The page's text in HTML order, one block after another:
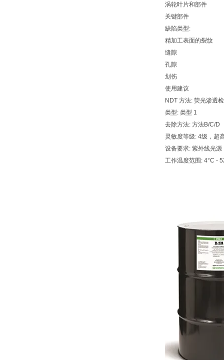
涡轮叶片和部件
关键部件
缺陷类型:
精加工表面的裂纹
缝隙
孔隙
划伤
使用建议
NDT 方法: 荧光渗透
类型: 类型 1
去除方法: 方法B/C/D
灵敏度等级: 4级，超
设备要求: 紫外线光
工作温度范围: 4°C -